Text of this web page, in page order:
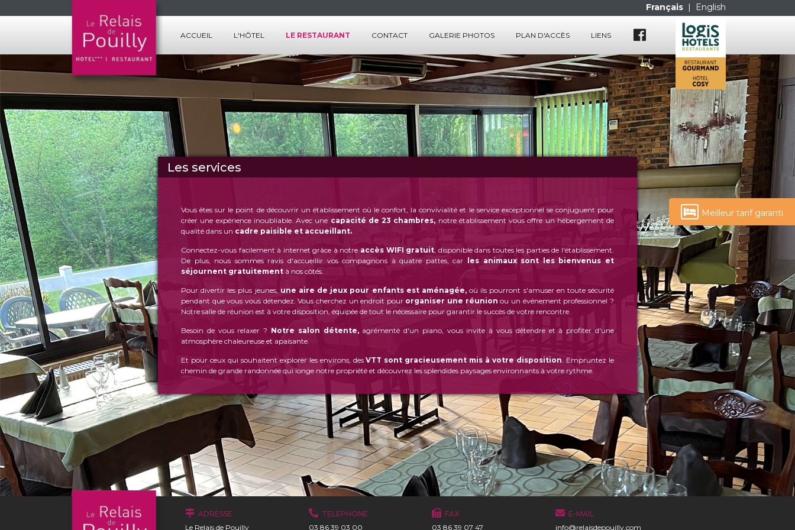
Français | English
ACCUEIL L'HÔTEL
LES CHAMBRES
LES SERVICES
LE RESTAURANT
LES SALLES
LES SERVICES
LA CARTE
CONTACT GALERIE PHOTOS PLAN D'ACCÈS LIENS
Les services
Vous êtes sur le point de découvrir un établissement où le confort, la convivialité et le service exceptionnel se conjuguent pour
créer une expérience inoubliable. Avec une capacité de 23 chambres, notre établissement vous offre un hébergement de
qualité dans un cadre paisible et accueillant.
Connectez-vous facilement à internet grâce à notre accès WIFI gratuit, disponible dans toutes les parties de l'établissement.
De plus, nous sommes ravis d'accueillir vos compagnons à quatre pattes, car
les animaux sont les bienvenus et
séjournent gratuitement à nos côtés.
Pour divertir les plus jeunes, une aire de jeux pour enfants est aménagée,où ils pourront s'amuser en toute sécurité
pendant que vous vous détendez. Vous cherchez un endroit pour organiser une réunion ou un événement professionnel ?
Notre salle de réunion est à votre disposition, équipée de tout le nécessaire pour garantir le succès de votre rencontre.
Besoin de vous relaxer ? Notre salon détente,agrémenté d'un piano, vous invite à vous détendre et à profiter d'une
atmosphère chaleureuse et apaisante.
Et pour ceux qui souhaitent explorer les environs, desVTT sont gracieusement mis à votre disposition. Empruntez le
chemin de grande randonnée qui longe notre propriété et découvrez les splendides paysages environnants à votre rythme.
ADRESSE
Le Relais de Pouilly
TELEPHONE
03 86 39 03 00
E-MAIL
info@relaisdepouilly.com
FAX
03 86 39 07 47
Meilleur tarif garanti